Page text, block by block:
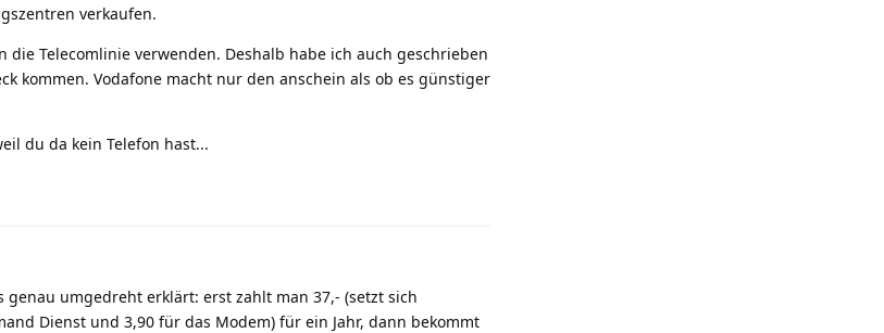
verkaufen.
die Telecomlinie verwenden. Deshalb habe ich auch geschrieben
kommen. Vodafone macht nur den anschein als ob es günstiger
du da kein Telefon hast...
umgedreht erklärt: erst zahlt man 37,- (setzt sich
Dienst und 3,90 für das Modem) für ein Jahr, dann bekommt